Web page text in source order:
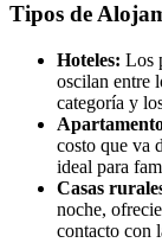
Tipos de
Hoteles: Los
oscilan entre
categoría y
costo que va
ideal para
Casas
noche,
contacto con